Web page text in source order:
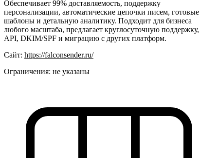
Обеспечивает 99% доставляемость, поддержку
персонализации, автоматические цепочки писем, готовые
шаблоны и детальную аналитику. Подходит для бизнеса
любого масштаба, предлагает круглосуточную поддержку,
API, DKIM/SPF и миграцию с других платформ.
Сайт: https://falconsender.ru/
Ограничения: не указаны